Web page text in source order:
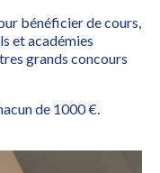
bénéficier de cours,
et académies
grands concours
de 1000 €.